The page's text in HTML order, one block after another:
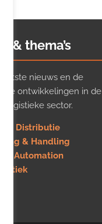
& thema’s
nieuws en de
ontwikkelingen in de
logistieke sector.
& Distributie
& Handling
& Automation